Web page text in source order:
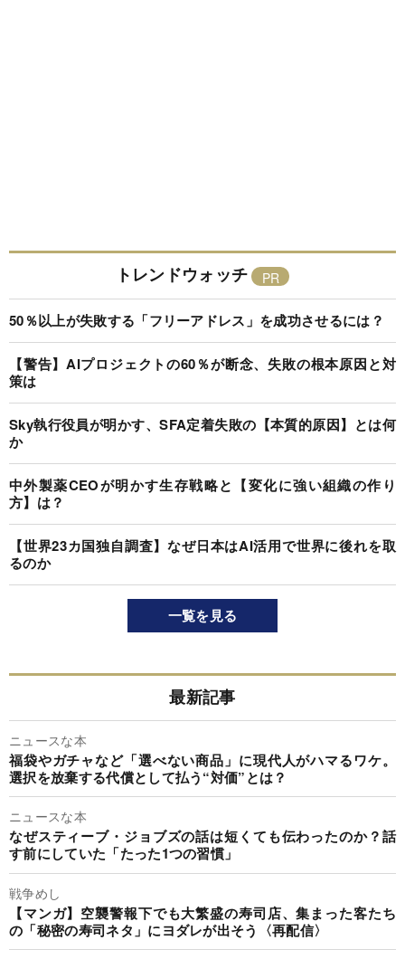
トレンドウォッチ
50％以上が失敗する「フリーアドレス」を成功させるには？
【警告】AIプロジェクトの60％が断念、失敗の根本原因と対
策は
Sky執行役員が明かす、SFA定着失敗の【本質的原因】とは何
か
中外製薬CEOが明かす生存戦略と【変化に強い組織の作り
方】は？
【世界23カ国独自調査】なぜ日本はAI活用で世界に後れを取
るのか
一覧を見る
最新記事
ニュースな本
福袋やガチャなど「選べない商品」に現代人がハマるワケ。
選択を放棄する代償として払う“対価”とは？
ニュースな本
なぜスティーブ・ジョブズの話は短くても伝わったのか？話
す前にしていた「たった1つの習慣」
戦争めし
【マンガ】空襲警報下でも大繁盛の寿司店、集まった客たち
の「秘密の寿司ネタ」にヨダレが出そう〈再配信〉